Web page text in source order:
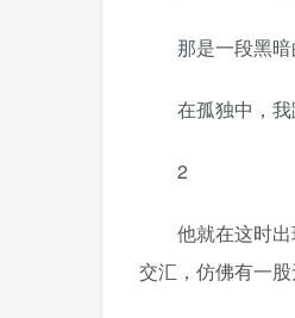
那是一段黑暗
在孤独中，我
2
他就在这时出
交汇，仿佛有一股